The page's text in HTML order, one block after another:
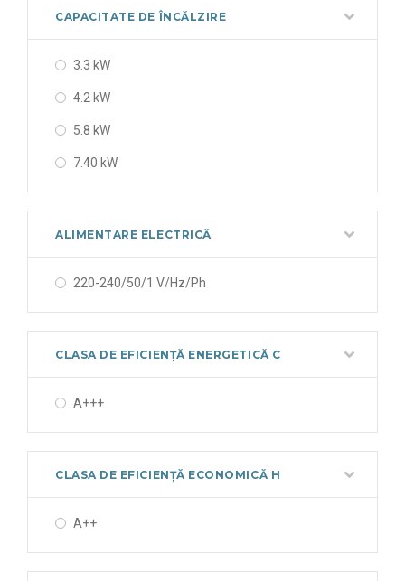
CAPACITATE DE ÎNCĂLZIRE
3.3 kW
4.2 kW
5.8 kW
7.40 kW
ALIMENTARE ELECTRICĂ
220-240/50/1 V/Hz/Ph
CLASA DE EFICIENȚĂ ENERGETICĂ C
A+++
CLASA DE EFICIENȚĂ ECONOMICĂ H
A++